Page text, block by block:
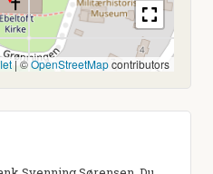
|©OpenStreetMapcontributors